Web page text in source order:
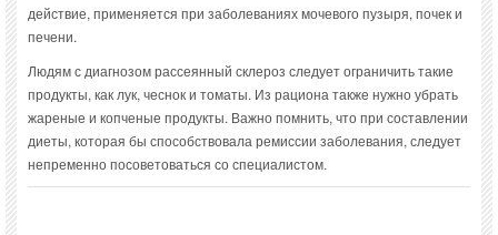
действие, применяется при заболеваниях мочевого пузыря, почек и
печени.
Людям с диагнозом рассеянный склероз следует ограничить такие
продукты, как лук, чеснок и томаты. Из рациона также нужно убрать
жареные и копченые продукты. Важно помнить, что при составлении
диеты, которая бы способствовала ремиссии заболевания, следует
непременно посоветоваться со специалистом.